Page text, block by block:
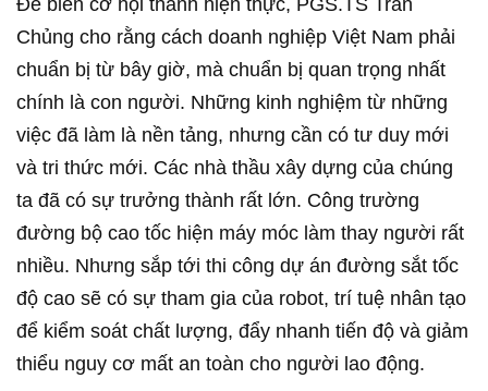
Để biến cơ hội thành hiện thực, PGS.TS Trần
Chủng cho rằng cách doanh nghiệp Việt Nam phải
chuẩn bị từ bây giờ, mà chuẩn bị quan trọng nhất
chính là con người. Những kinh nghiệm từ những
việc đã làm là nền tảng, nhưng cần có tư duy mới
và tri thức mới. Các nhà thầu xây dựng của chúng
ta đã có sự trưởng thành rất lớn. Công trường
đường bộ cao tốc hiện máy móc làm thay người rất
nhiều. Nhưng sắp tới thi công dự án đường sắt tốc
độ cao sẽ có sự tham gia của robot, trí tuệ nhân tạo
để kiểm soát chất lượng, đẩy nhanh tiến độ và giảm
thiểu nguy cơ mất an toàn cho người lao động.